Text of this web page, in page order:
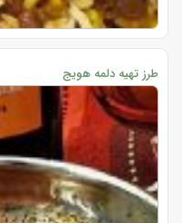
طرز تهیه دلمه هویج